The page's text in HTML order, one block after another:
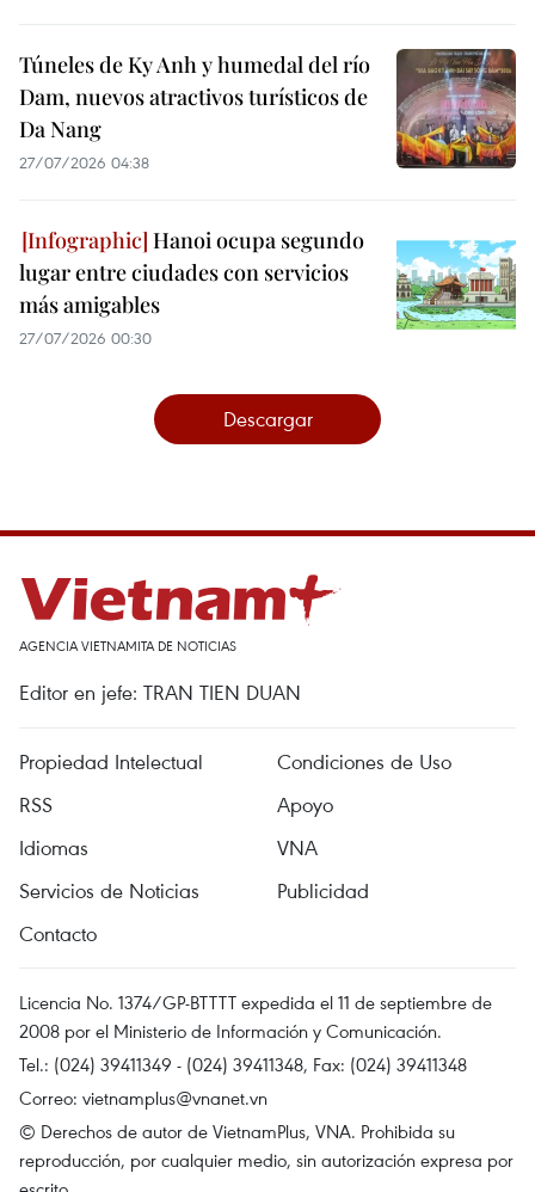
Túneles de Ky Anh y humedal del río
Dam, nuevos atractivos turísticos de
Da Nang
27/07/2026 04:38
Hanoi ocupa segundo
lugar entre ciudades con servicios
más amigables
27/07/2026 00:30
Descargar
AGENCIA VIETNAMITA DE NOTICIAS
Editor en jefe: TRAN TIEN DUAN
Propiedad Intelectual
Condiciones de Uso
RSS
Apoyo
Idiomas
VNA
Servicios de Noticias
Publicidad
Contacto
Licencia No. 1374/GP-BTTTT expedida el 11 de septiembre de
2008 por el Ministerio de Información y Comunicación.
Tel.: (024) 39411349 - (024) 39411348, Fax: (024) 39411348
Correo: vietnamplus@vnanet.vn
© Derechos de autor de VietnamPlus, VNA. Prohibida su
reproducción, por cualquier medio, sin autorización expresa por